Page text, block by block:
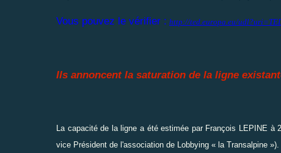
Vous pouvez le vérifier : http://ted.europa.eu/
Ils annoncent la saturation de la ligne
La capacité de la ligne a été estimée par François LEPINE
vice Président de l'association de Lobbying « la Transalpine